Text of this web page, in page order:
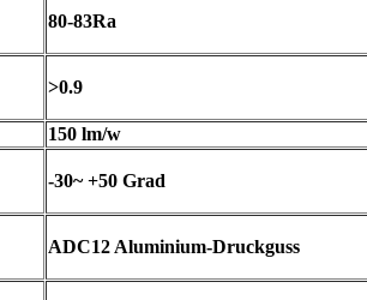
80-83Ra
>0.9
150 lm/w
-30~ +50 Grad
ADC12 Aluminium-Druckguss